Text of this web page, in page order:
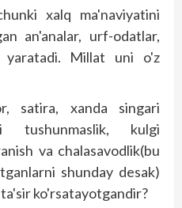
xalq ma'naviyatini
an'analar, urf-odatlar,
yaratadi. Millat uni o'z
satira, xanda singari
tushunmaslik, kulgi
va chalasavodlik(bu
shunday desak)
ko'rsatayotgandir?